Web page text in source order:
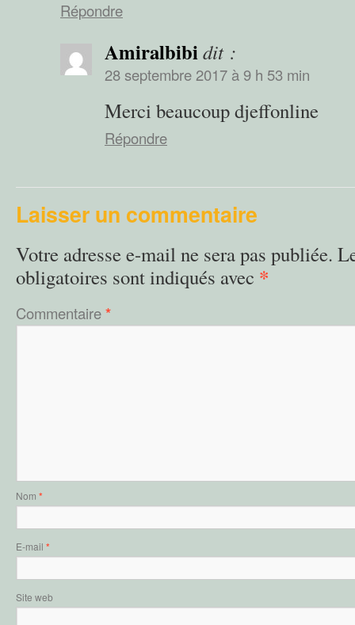
Répondre
Amiralbibidit :
28 septembre 2017 à 9 h 53 min
Merci beaucoup djeffonline
Répondre
Laisser un commentaire
Votre adresse e-mail ne sera pas publiée.
obligatoires sont indiqués avec *
Commentaire*
Nom *
E-mail *
Site web